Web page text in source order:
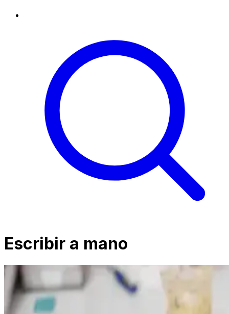
Escribir a mano